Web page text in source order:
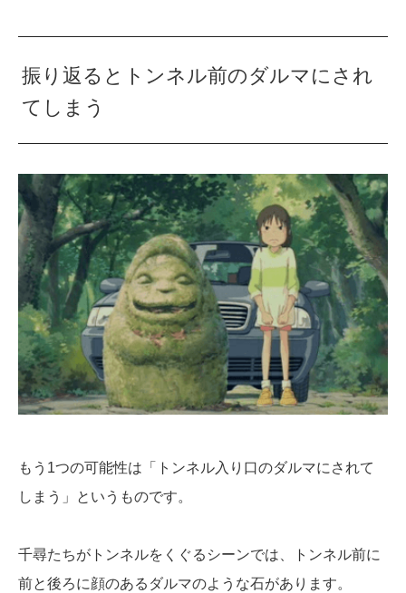
振り返るとトンネル前のダルマにされ
てしまう
もう1つの可能性は「トンネル入り口のダルマにされて
しまう」というものです。
千尋たちがトンネルをくぐるシーンでは、トンネル前に
前と後ろに顔のあるダルマのような石があります。